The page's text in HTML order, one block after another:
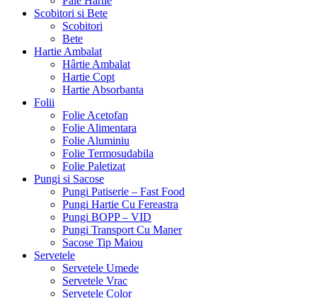
Scobitori si Bete
Scobitori
Bete
Hartie Ambalat
Hârtie Ambalat
Hartie Copt
Hartie Absorbanta
Folii
Folie Acetofan
Folie Alimentara
Folie Aluminiu
Folie Termosudabila
Folie Paletizat
Pungi si Sacose
Pungi Patiserie – Fast Food
Pungi Hartie Cu Fereastra
Pungi BOPP – VID
Pungi Transport Cu Maner
Sacose Tip Maiou
Servetele
Servetele Umede
Servetele Vrac
Servetele Color